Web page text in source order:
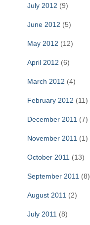
July 2012 (9)
June 2012 (5)
May 2012 (12)
April 2012 (6)
March 2012 (4)
February 2012 (11)
December 2011 (7)
November 2011 (1)
October 2011 (13)
September 2011 (8)
August 2011 (2)
July 2011 (8)